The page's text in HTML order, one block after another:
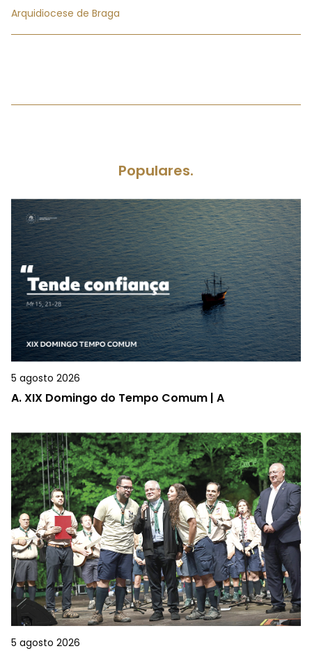
Arquidiocese de Braga
Populares.
5 agosto 2026
A.XIX Domingo do Tempo Comum | A
5 agosto 2026